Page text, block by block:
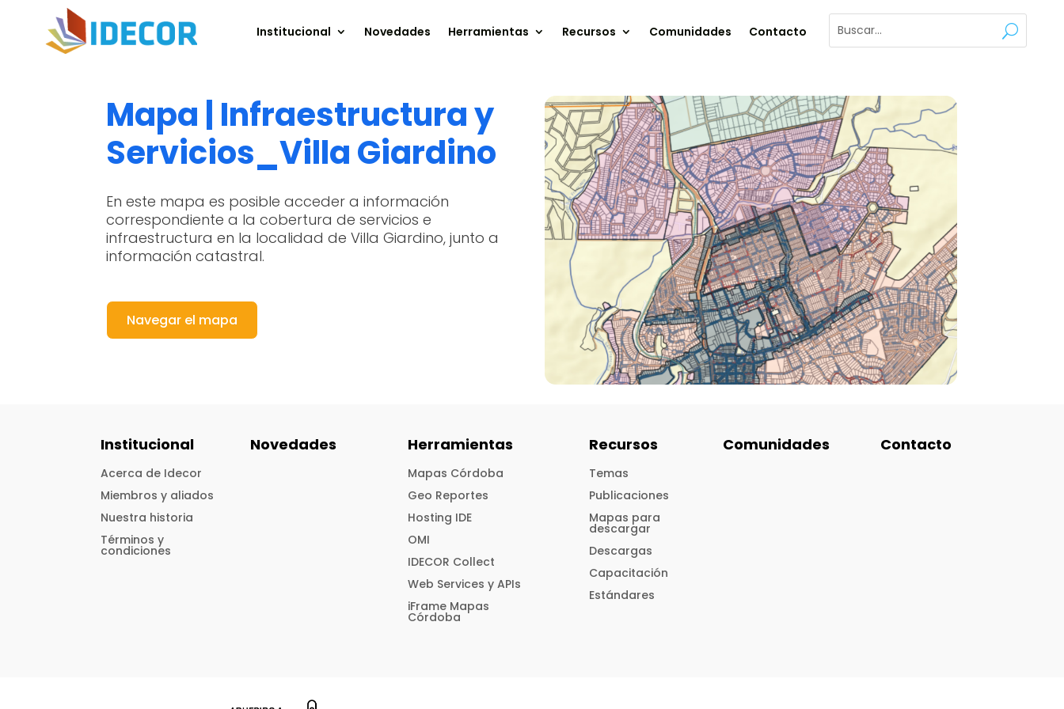
Institucional Novedades Herramientas Recursos Comunidades Contacto
Mapa | Infraestructura y
Servicios_Villa Giardino
En este mapa es posible acceder a información
correspondiente a la cobertura de servicios e
infraestructura en la localidad de Villa Giardino, junto a
información catastral.
Navegar el mapa
Institucional
Acerca de Idecor
Miembros y aliados
Nuestra historia
Términos y
condiciones
Novedades Herramientas
Mapas Córdoba
Geo Reportes
Hosting IDE
OMI
IDECOR Collect
Web Services y APIs
iFrame Mapas
Córdoba
Recursos
Temas
Publicaciones
Mapas para
descargar
Descargas
Capacitación
Estándares
Comunidades Contacto